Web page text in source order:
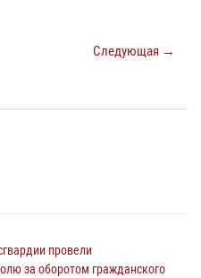
Следующая →
провели
за оборотом гражданского